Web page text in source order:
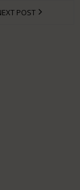
POST